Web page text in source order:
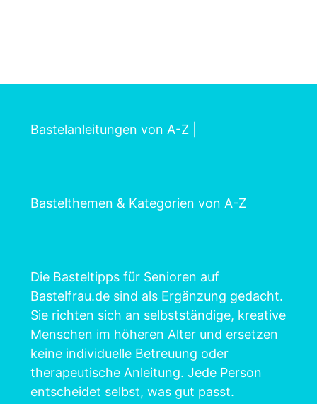
Bastelanleitungen von A-Z
Bastelthemen & Kategorien von A-Z
Die Basteltipps für Senioren auf
Bastelfrau.de sind als Ergänzung gedacht.
Sie richten sich an selbstständige, kreative
Menschen im höheren Alter und ersetzen
keine individuelle Betreuung oder
therapeutische Anleitung. Jede Person
entscheidet selbst, was gut passt.